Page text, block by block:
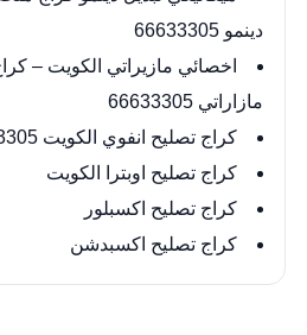
دينمو 66633305
اخصائي مازيراتي الكويت –
مازاراتي 66633305
كراج تصليح انفوي الكويت 66633305 اخصائي جيمس
كراج تصليح اوبترا الكويت
كراج تصليح اكسبلور
كراج تصليح اكسبدشن